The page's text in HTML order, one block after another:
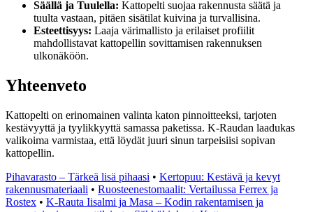
Säällä ja Tuulella: Kattopelti suojaa rakennusta säätä ja
tuulta vastaan, pitäen sisätilat kuivina ja turvallisina.
Esteettisyys: Laaja värimallisto ja erilaiset profiilit
mahdollistavat kattopellin sovittamisen rakennuksen
ulkonäköön.
Yhteenveto
Kattopelti on erinomainen valinta katon pinnoitteeksi, tarjoten
kestävyyttä ja tyylikkyyttä samassa paketissa. K-Raudan laadukas
valikoima varmistaa, että löydät juuri sinun tarpeisiisi sopivan
kattopellin.
Pihavarasto – Tärkeä lisä pihaasi • Kertopuu: Kestävä ja kevyt
rakennusmateriaali • Ruosteenestomaalit: Vertailussa Ferrex ja
Rostex • K-Rauta Iisalmi ja Masa – Kodin rakentamisen ja